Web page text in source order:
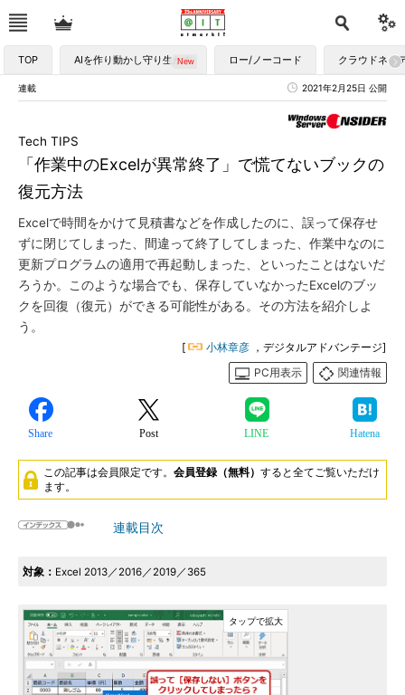
TOP AIを作り動かし守り生かす ロー/ノーコード クラウドネイ
連載 2021年2月25日 公開
「作業中のExcelが異常終了」で慌てないブックの
復元方法
Tech TIPS
Excelで時間をかけて見積書などを作成したのに、誤って保存せ
ずに閉じてしまった、間違って終了してしまった、作業中なのに
更新プログラムの適用で再起動しまった、といったことはないだ
ろうか。このような場合でも、保存していなかったExcelのブッ
クを回復（復元）ができる可能性がある。その方法を紹介しよ
う。
[ 小林章彦 ，デジタルアドバンテージ]
PC用表示
関連情報
Share Post LINE Hatena
この記事は会員限定です。 会員登録（無料） すると全てご覧いただけ
ます。
連載目次
対象： Excel 2013／2016／2019／365